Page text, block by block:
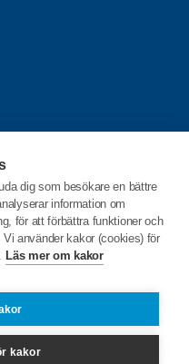
dig som besökare en bättre
information om
för att förbättra funktioner och
använder kakor (cookies) för
Läs mer om kakor
kakor